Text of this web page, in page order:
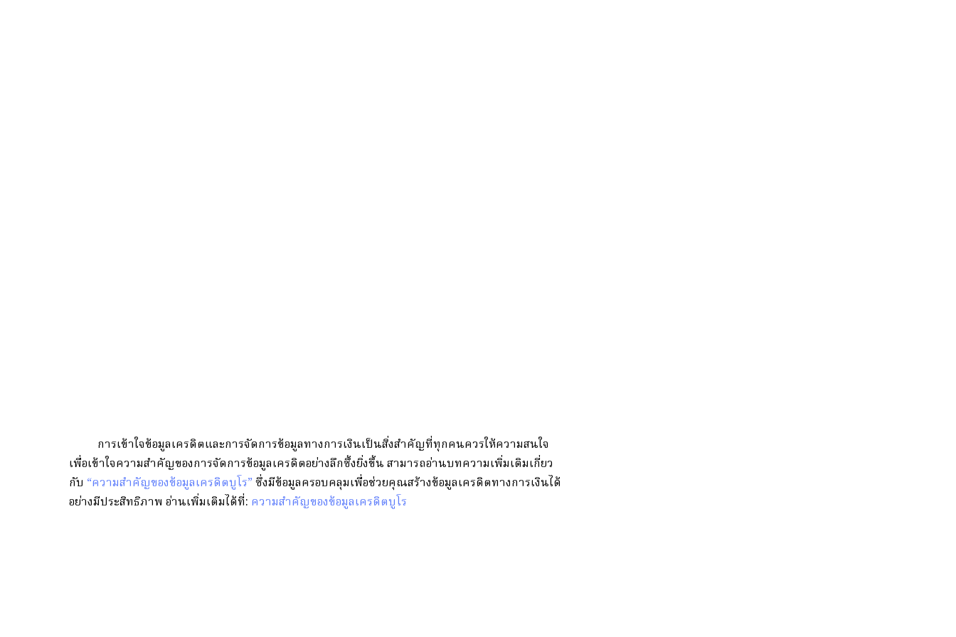
การเข้าใจข้อมูลเครดิตและการจัดการข้อมูลทางการเงินเป็นสิ่งสำคัญที่ทุกคนควรให้ความสนใจ
เพื่อเข้าใจความสำคัญของการจัดการข้อมูลเครดิตอย่างลึกซึ้งยิ่งขึ้น สามารถอ่านบทความเพิ่มเติมเกี่ยว
กับ “ความสำคัญของข้อมูลเครดิตบูโร”ซึ่งมีข้อมูลครอบคลุมเพื่อช่วยคุณสร้างข้อมูลเครดิตทางการเงินได้
อย่างมีประสิทธิภาพ อ่านเพิ่มเติมได้ที่: ความสำคัญของข้อมูลเครดิตบูโร